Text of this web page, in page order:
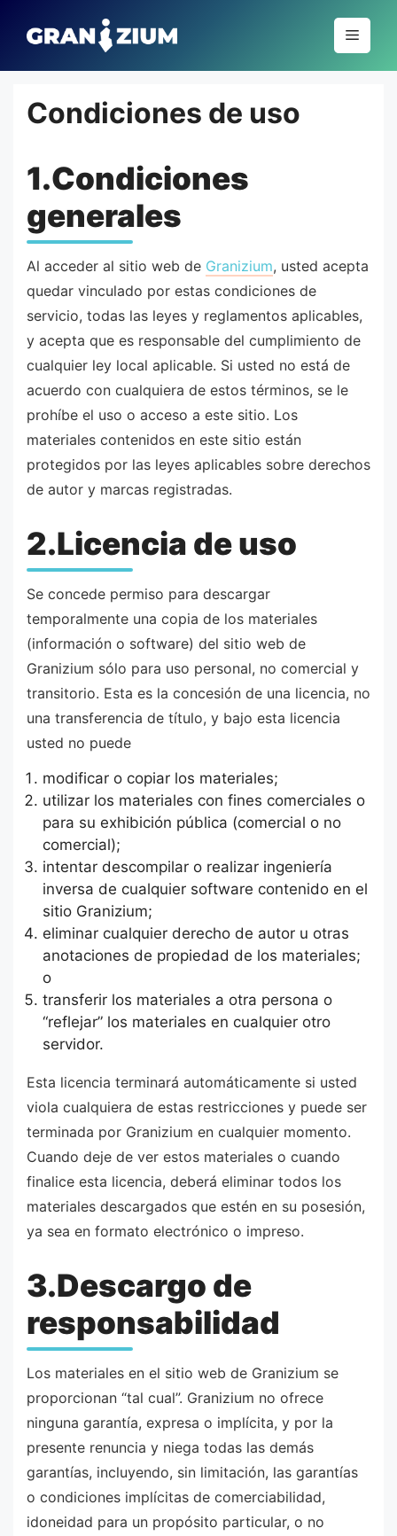
para
conteúdo
Menu
Condiciones de uso
1.Condiciones
generales
Al acceder al sitio web de Granizium, usted acepta
quedar vinculado por estas condiciones de
servicio, todas las leyes y reglamentos aplicables,
y acepta que es responsable del cumplimiento de
cualquier ley local aplicable. Si usted no está de
acuerdo con cualquiera de estos términos, se le
prohíbe el uso o acceso a este sitio. Los
materiales contenidos en este sitio están
protegidos por las leyes aplicables sobre derechos
de autor y marcas registradas.
2.Licencia de uso
Se concede permiso para descargar
temporalmente una copia de los materiales
(información o software) del sitio web de
Granizium sólo para uso personal, no comercial y
transitorio. Esta es la concesión de una licencia, no
una transferencia de título, y bajo esta licencia
usted no puede
modificar o copiar los materiales;
utilizar los materiales con fines comerciales o
para su exhibición pública (comercial o no
comercial);
intentar descompilar o realizar ingeniería
inversa de cualquier software contenido en el
sitio Granizium;
eliminar cualquier derecho de autor u otras
anotaciones de propiedad de los materiales;
o
transferir los materiales a otra persona o
“reflejar” los materiales en cualquier otro
servidor.
Esta licencia terminará automáticamente si usted
viola cualquiera de estas restricciones y puede ser
terminada por Granizium en cualquier momento.
Cuando deje de ver estos materiales o cuando
finalice esta licencia, deberá eliminar todos los
materiales descargados que estén en su posesión,
ya sea en formato electrónico o impreso.
3.Descargo de
responsabilidad
Los materiales en el sitio web de Granizium se
proporcionan “tal cual”. Granizium no ofrece
ninguna garantía, expresa o implícita, y por la
presente renuncia y niega todas las demás
garantías, incluyendo, sin limitación, las garantías
o condiciones implícitas de comerciabilidad,
idoneidad para un propósito particular, o no